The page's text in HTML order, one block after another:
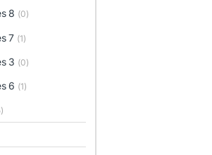
8 (0)
7 (1)
3 (0)
6 (1)